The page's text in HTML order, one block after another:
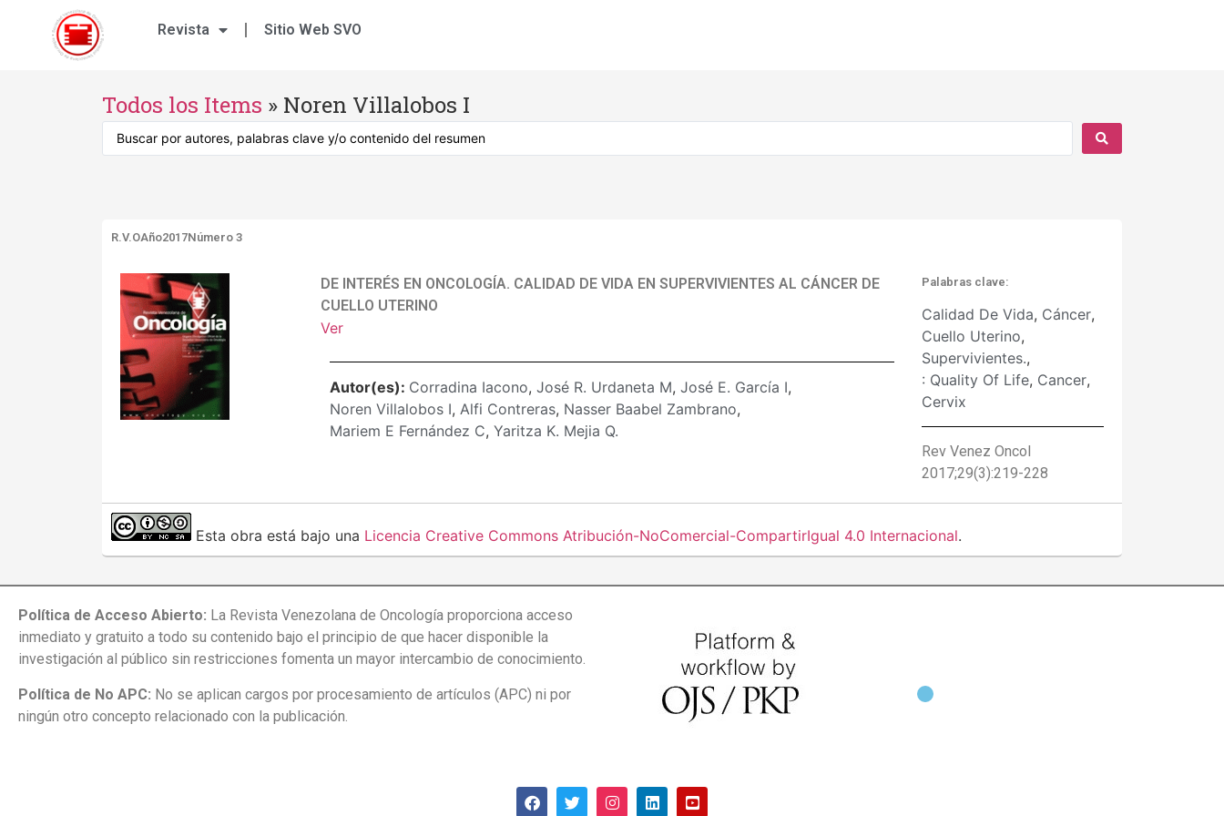
Revista Sitio Web SVO
Todos los Items » Noren Villalobos I
R.V.OAño2017Número 3
DE INTERÉS EN ONCOLOGÍA. CALIDAD DE VIDA EN SUPERVIVIENTES AL CÁNCER DE
CUELLO UTERINO
Ver
Autor(es): Corradina Iacono, José R. Urdaneta M, José E. García I,
Noren Villalobos I, Alfi Contreras, Nasser Baabel Zambrano,
Mariem E Fernández C, Yaritza K. Mejia Q.
Palabras clave:
Calidad De Vida, Cáncer,
Cuello Uterino,
Supervivientes.,
: Quality Of Life, Cancer,
Cervix
Rev Venez Oncol
2017;29(3):219-228
Esta obra está bajo una Licencia Creative Commons Atribución-NoComercial-CompartirIgual 4.0 Internacional.
Política de Acceso Abierto: La Revista Venezolana de Oncología proporciona acceso
inmediato y gratuito a todo su contenido bajo el principio de que hacer disponible la
investigación al público sin restricciones fomenta un mayor intercambio de conocimiento.
Política de No APC: No se aplican cargos por procesamiento de artículos (APC) ni por
ningún otro concepto relacionado con la publicación.